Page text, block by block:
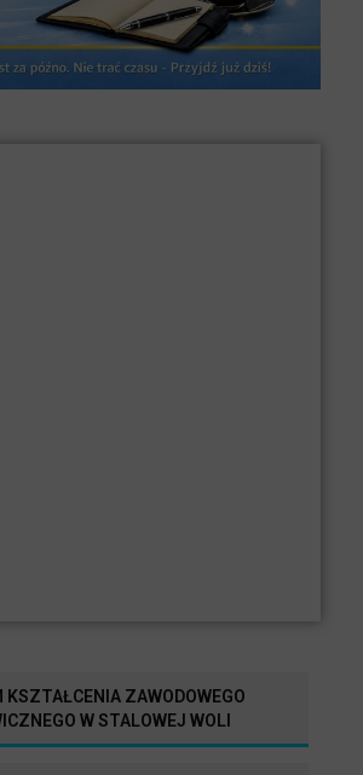
KSZTAŁCENIA ZAWODOWEGO
W STALOWEJ WOLI